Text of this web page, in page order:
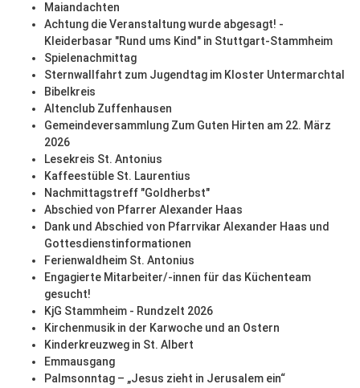
Maiandachten
Achtung die Veranstaltung wurde abgesagt! -
Kleiderbasar "Rund ums Kind" in Stuttgart-Stammheim
Spielenachmittag
Sternwallfahrt zum Jugendtag im Kloster Untermarchtal
Bibelkreis
Altenclub Zuffenhausen
Gemeindeversammlung Zum Guten Hirten am 22. März
2026
Lesekreis St. Antonius
Kaffeestüble St. Laurentius
Nachmittagstreff "Goldherbst"
Abschied von Pfarrer Alexander Haas
Dank und Abschied von Pfarrvikar Alexander Haas und
Gottesdienstinformationen
Ferienwaldheim St. Antonius
Engagierte Mitarbeiter/-innen für das Küchenteam
gesucht!
KjG Stammheim - Rundzelt 2026
Kirchenmusik in der Karwoche und an Ostern
Kinderkreuzweg in St. Albert
Emmausgang
Palmsonntag – „Jesus zieht in Jerusalem ein“